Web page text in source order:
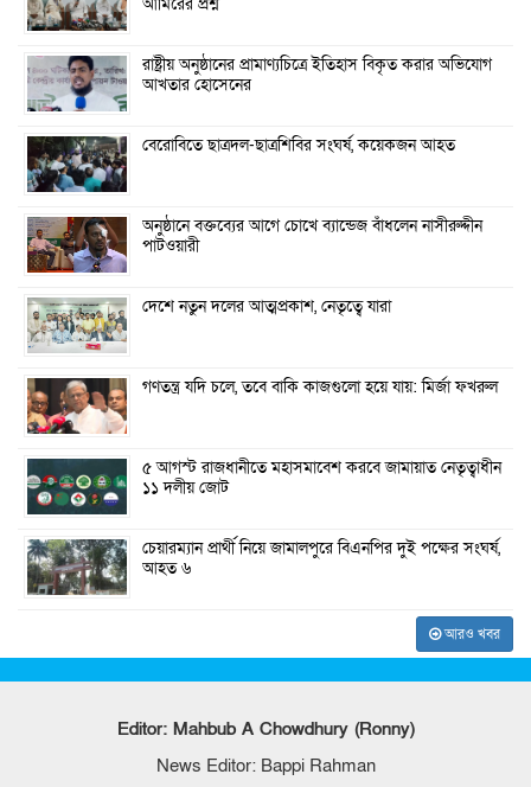
আমিরের প্রশ্ন
রাষ্ট্রীয় অনুষ্ঠানের প্রামাণ্যচিত্রে ইতিহাস বিকৃত করার অভিযোগ
আখতার হোসেনের
বেরোবিতে ছাত্রদল-ছাত্রশিবির সংঘর্ষ, কয়েকজন আহত
অনুষ্ঠানে বক্তব্যের আগে চোখে ব্যান্ডেজ বাঁধলেন নাসীরুদ্দীন
পাটওয়ারী
দেশে নতুন দলের আত্মপ্রকাশ, নেতৃত্বে যারা
গণতন্ত্র যদি চলে, তবে বাকি কাজগুলো হয়ে যায়: মির্জা ফখরুল
৫ আগস্ট রাজধানীতে মহাসমাবেশ করবে জামায়াত নেতৃত্বাধীন
১১ দলীয় জোট
চেয়ারম্যান প্রার্থী নিয়ে জামালপুরে বিএনপির দুই পক্ষের সংঘর্ষ,
আহত ৬
আরও খবর
Editor: Mahbub A Chowdhury (Ronny)
News Editor: Bappi Rahman